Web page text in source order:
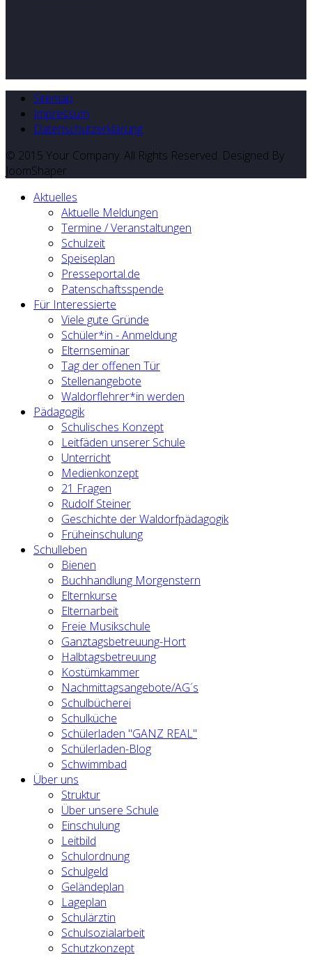
Sitemap
Impressum
Datenschutzerklärung
© 2015 Your Company. All Rights Reserved. Designed By
JoomShaper
Aktuelles
Aktuelle Meldungen
Termine / Veranstaltungen
Schulzeit
Speiseplan
Presseportal.de
Patenschaftsspende
Für Interessierte
Viele gute Gründe
Schüler*in - Anmeldung
Elternseminar
Tag der offenen Tür
Stellenangebote
Waldorflehrer*in werden
Pädagogik
Schulisches Konzept
Leitfäden unserer Schule
Unterricht
Medienkonzept
21 Fragen
Rudolf Steiner
Geschichte der Waldorfpädagogik
Früheinschulung
Schulleben
Bienen
Buchhandlung Morgenstern
Elternkurse
Elternarbeit
Freie Musikschule
Ganztagsbetreuung-Hort
Halbtagsbetreuung
Kostümkammer
Nachmittagsangebote/AG´s
Schulbücherei
Schulküche
Schülerladen "GANZ REAL"
Schülerladen-Blog
Schwimmbad
Über uns
Struktur
Über unsere Schule
Einschulung
Leitbild
Schulordnung
Schulgeld
Geländeplan
Lageplan
Schulärztin
Schulsozialarbeit
Schutzkonzept